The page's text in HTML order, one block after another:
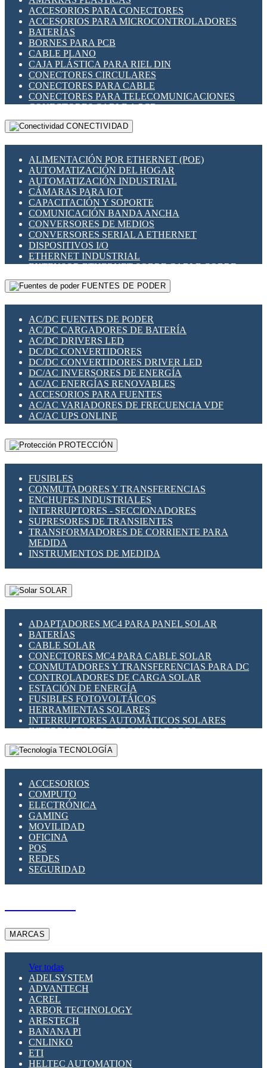
INDICADORES PARA PANEL
INTERFACES DE RELÉ
INTERRUPTORES FIN DE CARRERA
LLAVES CONMUTADORAS
MEDIDORES DE ENERGÍA Y TC'S DE CORRIENTE
MOTORES PASO A PASO
PANTALLAS HMI
PLC -CONTROLADORES LÓGICO PROGRAMABLES
PROGRAMADORES DE HORARIO
RELÉS DE PROTECCIÓN
SENSORES CAPACITIVOS
SENSORES INDUCTIVOS
TEMPORIZADORES
VARIACS
VARIADORES DE FRECUENCIA [VDF]
SECCIONADORES - INTERRUPTORES
MAQUINARIA
ACCESORIOS PARA CONECTORES
ACCESORIOS PARA MICROCONTROLADORES
BATERÍAS
BORNES PARA PCB
CABLE PLANO
CAJA PLÁSTICA PARA RIEL DIN
CONECTORES CIRCULARES
CONECTORES PARA CABLE
CONECTORES PARA TELECOMUNICACIONES
CONECTORES CABLE A PCB
CONECTORES PCB A CABLE
DIP SWITCHES
HERRAMIENTAS VARIAS
ILUMINACIÓN LED
INTERRUPTORES REED
INTERFACES DE RELÉ
OTROS RELÉS
PROTECCIÓN TÉRMICA
RELÉS AUTOMOTRICES
RELÉS DE SEÑAL
RELÉS DE ESTADO SÓLIDO SSR
RELÉS INDUSTRIALES
RELÉS MINIATURA DE POTENCIA
SENSORES MAGNÉTICOS
SWITCH Y MICROSWITCH
TARJETAS PI
UNIÓN Y DERIVACIÓN DE CABLE
CONECTIVIDAD
ALIMENTACIÓN POR ETHERNET (POE)
AUTOMATIZACIÓN DEL HOGAR
AUTOMATIZACIÓN INDUSTRIAL
CÁMARAS PARA IOT
CAPACITACIÓN Y SOPORTE
COMUNICACIÓN BANDA ANCHA
CONVERSORES DE MEDIOS
CONVERSORES SERIAL A ETHERNET
DISPOSITIVOS I/O
ETHERNET INDUSTRIAL
EXTENSOR ETHERNET SOBRE CABLE COBRE
GATEWAY LORAWAN
GESTIÓN DE REDES
PLACAS MODULARES IOT
SWITCHES Y REDES WIFI
SOLUCIONES IOT
SOLUCIONES LORAWAN
SOLUCIONES RED CELULAR
SEGURIDAD PARA REDES
SWITCHES LAN
TELEFONÍA IP (VOIP)
VIGILANCIA IP (CCTV)
MESHTASTIC
FUENTES DE PODER
AC/DC FUENTES DE PODER
AC/DC CARGADORES DE BATERÍA
AC/DC DRIVERS LED
DC/DC CONVERTIDORES
DC/DC CONVERTIDORES DRIVER LED
DC/AC INVERSORES DE ENERGÍA
AC/AC ENERGÍAS RENOVABLES
ACCESORIOS PARA FUENTES
AC/AC VARIADORES DE FRECUENCIA VDF
AC/AC UPS ONLINE
PROTECCIÓN
FUSIBLES
CONMUTADORES Y TRANSFERENCIAS
ENCHUFES INDUSTRIALES
INTERRUPTORES - SECCIONADORES
SUPRESORES DE TRANSIENTES
TRANSFORMADORES DE CORRIENTE PARA
MEDIDA
INSTRUMENTOS DE MEDIDA
SOLAR
ADAPTADORES MC4 PARA PANEL SOLAR
BATERÍAS
CABLE SOLAR
CONECTORES MC4 PARA CABLE SOLAR
CONMUTADORES Y TRANSFERENCIAS PARA DC
CONTROLADORES DE CARGA SOLAR
ESTACIÓN DE ENERGÍA
FUSIBLES FOTOVOLTÁICOS
HERRAMIENTAS SOLARES
INTERRUPTORES AUTOMÁTICOS SOLARES
INTERRUPTORES - SECCIONADORES
FOTOVOLTÁICOS
MONTAJE PANEL SOLAR
SUPRESOR DE TRANSIENTES SPDS PARA
APLICACIONES FOTOVOLTAICAS
TECNOLOGÍA
ACCESORIOS
COMPUTO
ELECTRÓNICA
GAMING
MOVILIDAD
OFICINA
POS
REDES
SEGURIDAD
MARCAS
Ver todas
ADELSYSTEM
ADVANTECH
ACREL
ARBOR TECHNOLOGY
ARESTECH
BANANA PI
CNLINKO
ETI
HELTEC AUTOMATION